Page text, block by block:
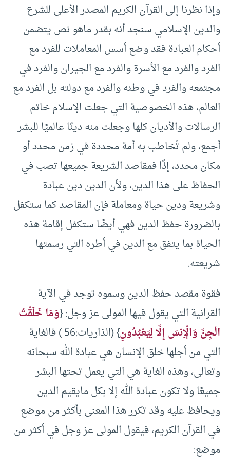
وإذا نظرنا إلى القرآن الكريم المصدر الأعلى للشرع
والدين الإسلامي سنجد أنه بقدر ماهو نص يتضمن
أحكام العبادة فقد وضع أسس المعاملات للفرد مع
الفرد والفرد مع الأسرة والفرد مع الجيران والفرد في
مجتمعه والفرد في وطنه والفرد مع دولته بل الفرد مع
العالم، هذه الخصوصية التي جعلت الإسلام خاتم
الرسالات والأديان كلها وجعلت منه دينًا عالميًا للبشر
أجمع، ولم تُخاطب به أمة محددة في زمن محدد أو
مكان محدد، إذًا فمقاصد الشريعة جميعها تصب في
الحفاظ على هذا الدين، ولأن الدين دين عبادة
وشريعة ودين حياة ومعاملة فإن المقاصد كما ستكفل
بالضرورة حفظ الدين فهي أيضًا ستكفل إقامة هذه
الحياة بما يتفق مع الدين في أطره التي رسمتها
شريعته.
فقوة مقصد حفظ الدين وسموه توجد في الآية
القرانية التي يقول فيها المولى عز وجل: {وَمَا خَلَقْتُ
الْجِنَّ وَالْإِنسَ إِلَّا لِيَعْبُدُونِ
} (الذاريات:56 ) فالغاية
التي من أجلها خلق الإنسان هي عبادة الله سبحانه
وتعالى، وهذه الغاية هي التي يعمل تحتها البشر
جميعًا ولا تكون عبادة الله إلا بكل مايقيم الدين
ويحافظ عليه وقد تكرر هذا المعنى بأكثر من موضع
في القرآن الكريم، فيقول المولى عز وجل في أكثر من
موضع: